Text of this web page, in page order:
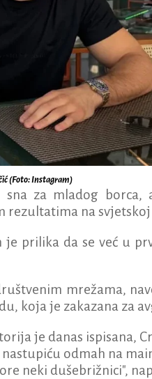
(Foto: Instagram)
sna za mladog
na svjetskoj
je prilika da se već u
mrežama,
koja je zakazana za
je danas ispisana,
odmah na
neki dušebrižnici",